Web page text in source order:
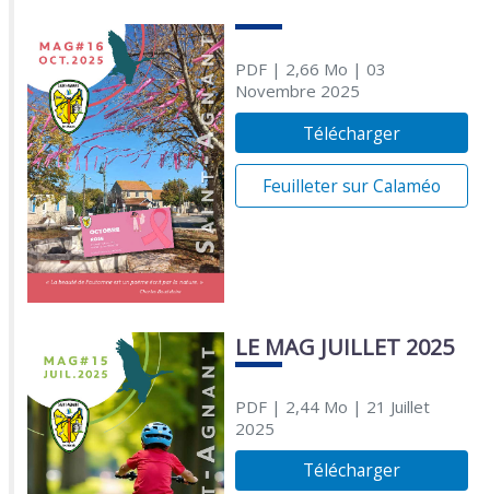
PDF| 2,66 Mo | 03
Novembre 2025
Télécharger
Feuilleter sur Calaméo
LE MAG JUILLET 2025
PDF| 2,44 Mo | 21 Juillet
2025
Télécharger